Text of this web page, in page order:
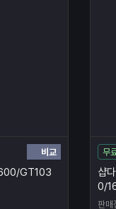
비교
GT103
무
샵
0/
판매